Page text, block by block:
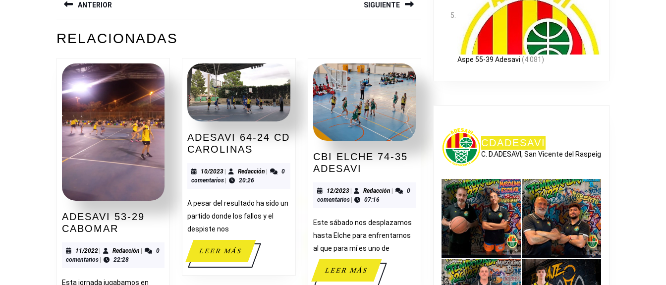
DE
ENTRADAS
ANTERIOR
anterior:
SIGUIENTE
RELACIONADAS
ADESAVI 53-29
CABOMAR
29
CABOMAR
11/202211/2022
| RedacciónRedacción
|
0
comentarios | 22:28
Esta jornada jugabamos en
ADESAVI 64-24 CD
CAROLINAS
24
CD
CAROLINAS
10/202310/2023
| Redacción Redacción
|
0
comentarios | 20:26
A pesar del resultado ha sido un
partido donde los fallos y el
despiste nos
LEER MÁSLEER
MÁS
CBI ELCHE 74-35
ADESAVI
74-
35
12/202312/2023
| Redacción Redacción
|
0
comentarios | 07:16
Este sábado nos desplazamos
hasta Elche para enfrentarnos
al que para mí es uno de
LEER MÁSLEER
MÁS
Aspe 55-39 Adesavi (4.081)
CDADESAVI
C. D.ADESAVI, San Vicente del Raspeig